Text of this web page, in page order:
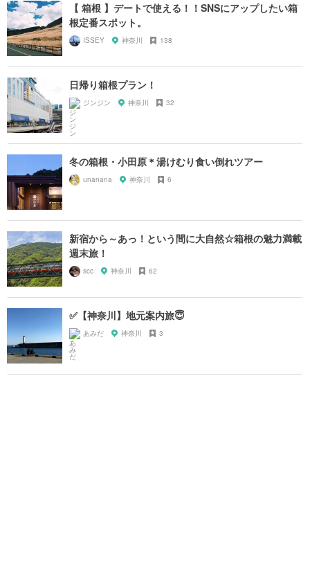
【 箱根 】デートで使える！！SNSにアップしたい箱
根定番スポット。
ISSEY 神奈川 138
日帰り箱根プラン！
ジンジン 神奈川 32
冬の箱根・小田原＊湯けむり食い倒れツアー
unanana 神奈川 6
新宿から～あっ！という間に大自然☆箱根の魅力満載
週末旅！
scc 神奈川 62
✅【神奈川】地元案内旅😇
あみだ 神奈川 3